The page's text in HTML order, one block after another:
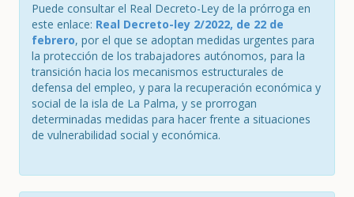
Puede consultar el Real Decreto-Ley de la prórroga en
este enlace: Real Decreto-ley 2/2022, de 22 de
febrero, por el que se adoptan medidas urgentes para
la protección de los trabajadores autónomos, para la
transición hacia los mecanismos estructurales de
defensa del empleo, y para la recuperación económica y
social de la isla de La Palma, y se prorrogan
determinadas medidas para hacer frente a situaciones
de vulnerabilidad social y económica.